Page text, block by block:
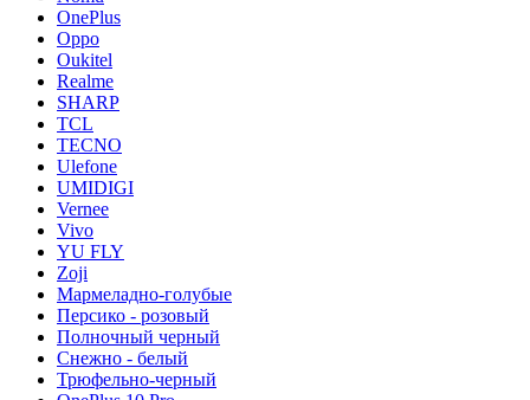
OnePlus
Oppo
Oukitel
Realme
SHARP
TCL
TECNO
Ulefone
UMIDIGI
Vernee
Vivo
YU FLY
Zoji
Мармеладно-голубые
Персико - розовый
Полночный черный
Снежно - белый
Трюфельно-черный